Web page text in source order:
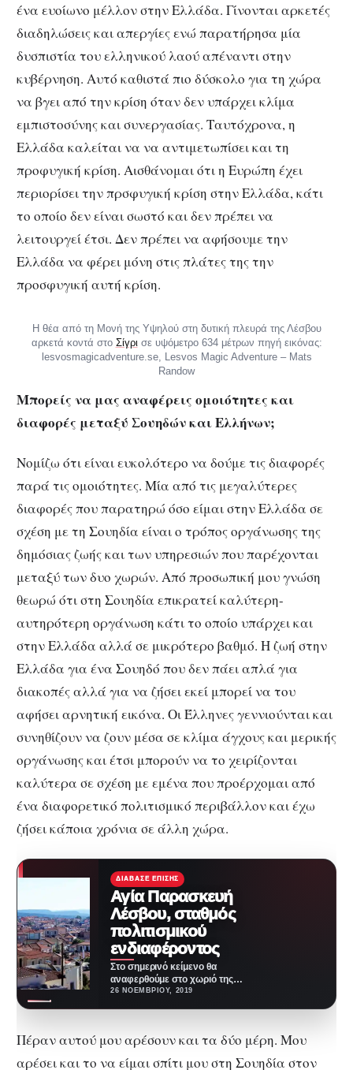
ένα ευοίωνο μέλλον στην Ελλάδα. Γίνονται αρκετές
διαδηλώσεις και απεργίες ενώ παρατήρησα μία
δυσπιστία του ελληνικού λαού απέναντι στην
κυβέρνηση. Αυτό καθιστά πιο δύσκολο για τη χώρα
να βγει από την κρίση όταν δεν υπάρχει κλίμα
εμπιστοσύνης και συνεργασίας. Ταυτόχρονα, η
Ελλάδα καλείται να να αντιμετωπίσει και τη
προφυγική κρίση. Αισθάνομαι ότι η Ευρώπη έχει
περιορίσει την πρσφυγική κρίση στην Ελλάδα, κάτι
το οποίο δεν είναι σωστό και δεν πρέπει να
λειτουργεί έτσι. Δεν πρέπει να αφήσουμε την
Ελλάδα να φέρει μόνη στις πλάτες της την
προσφυγική αυτή κρίση.
Η θέα από τη Μονή της Υψηλού στη δυτική πλευρά της Λέσβου
αρκετά κοντά στο Σίγρισε υψόμετρο 634 μέτρων πηγή εικόνας:
lesvosmagicadventure.se, Lesvos Magic Adventure – Mats
Randow
Μπορείς να μας αναφέρεις ομοιότητες και
διαφορές μεταξύ Σουηδών και Ελλήνων;
Νομίζω ότι είναι ευκολότερο να δούμε τις διαφορές
παρά τις ομοιότητες. Μία από τις μεγαλύτερες
διαφορές που παρατηρώ όσο είμαι στην Ελλάδα σε
σχέση με τη Σουηδία είναι ο τρόπος οργάνωσης της
δημόσιας ζωής και των υπηρεσιών που παρέχονται
μεταξύ των δυο χωρών. Από προσωπική μου γνώση
θεωρώ ότι στη Σουηδία επικρατεί καλύτερη-
αυτηρότερη οργάνωση κάτι το οποίο υπάρχει και
στην Ελλάδα αλλά σε μικρότερο βαθμό. Η ζωή στην
Ελλάδα για ένα Σουηδό που δεν πάει απλά για
διακοπές αλλά για να ζήσει εκεί μπορεί να του
αφήσει αρνητική εικόνα. Οι Έλληνες γεννιούνται και
συνηθίζουν να ζουν μέσα σε κλίμα άγχους και μερικής
οργάνωσης και έτσι μπορούν να το χειρίζονται
καλύτερα σε σχέση με εμένα που προέρχομαι από
ένα διαφορετικό πολιτισμικό περιβάλλον και έχω
ζήσει κάποια χρόνια σε άλλη χώρα.
ΔΙΆΒΑΣΕ ΕΠΊΣΗΣ
Αγία Παρασκευή
Λέσβου, σταθμός
πολιτισμικού
ενδιαφέροντος
Στο σημερινό κείμενο θα
αναφερθούμε στο χωριό της
Αγίας Παρασκευής, σταθμό
26 ΝΟΕΜΒΡΊΟΥ, 2019
Πέραν αυτού μου αρέσουν και τα δύο μέρη. Μου
αρέσει και το να είμαι σπίτι μου στη Σουηδία στον